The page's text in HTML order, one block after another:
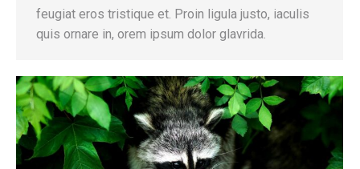
feugiat eros tristique et. Proin ligula justo, iaculis
quis ornare in, orem ipsum dolor glavrida.